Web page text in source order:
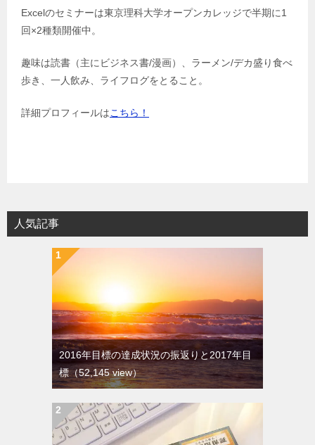
Excelのセミナーは東京理科大学オープンカレッジで半期に1
回×2種類開催中。
趣味は読書（主にビジネス書/漫画）、ラーメン/デカ盛り食べ
歩き、一人飲み、ライフログをとること。
詳細プロフィールはこちら！
人気記事
2016年目標の達成状況の振返りと2017年目
標（52,145 view）